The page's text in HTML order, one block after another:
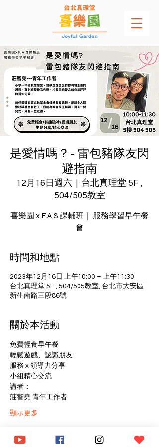
是愛情嗎？- 雷包豬隊友閃
避指南
12月16日週六
  |
台北真理堂 5F ,
504/505教室
喜樂園 x ​F.A.S.課輔班｜ 服務學習早午餐
會
時間和地點
2023年12月16日 上午10:00 – 上午11:30
台北真理堂 5F , 504/505教室, 台北市大安區
新生南路三段86號
關於本活動
免費輕食早午餐
輕鬆遊戲、認識朋友
服務 x 領導力分享
小組精心交流
講者：
莊智堯 青年工作者
顯示更多